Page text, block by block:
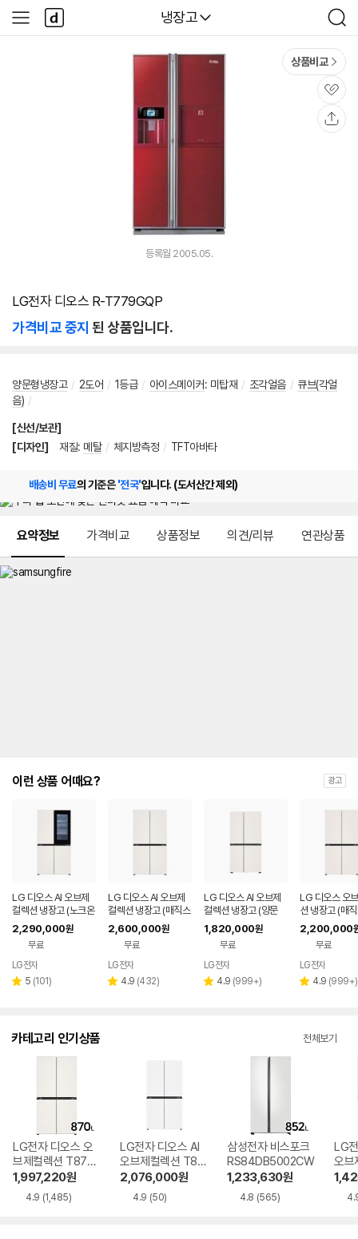
다나와
냉장고
검
색
사
이
다
나
와
상품비교
관
심
등록월 2005.05.
LG전자 디오스 R-T779GQP
가격비교 중지 된 상품입니다.
양문형냉장고 / 2도어 / 1등급 / 아이스메이커: 미탑재 / 조각얼음 / 큐브(각얼
음) /
[신선/보관]
[디자인]
재질: 메탈 / 체지방측정 / TFT아바타
배송비 무료의 기준은'전국'입니다. (도서산간 제외)
요약정보 가격비교 상품정보 의견/리뷰 연관상품
이런 상품 어때요? 광고
LG 디오스 AI 오브제
컬렉션 냉장고 (노크온
매직스페이스) T876
MEE412
2,290,000원
무료
LG전자
별 5 리
(101)
LG 디오스 AI 오브제
컬렉션 냉장고 (매직스
페이스) T876MEE1
H1
2,600,000원
무료
LG전자
별 4.9 리
(432)
LG 디오스 AI 오브제
컬렉션 냉장고 (양문
형, 매직스페이스) S8
34MEE111
1,820,000원
무료
LG전자
별 4.9 리
(999+)
LG 디오스 오
션 냉장고 (매
스)
2,200,000
무료
LG전자
별 4.9 리
(999+)
카테고리 인기상품 전체보기
LG전자 디오스 오
브제컬렉션 T873
MEE111
1,997,220원
4.9 (1,485)
LG전자 디오스 AI
오브제컬렉션 T87
6MQQ1H1
2,076,000원
4.9 (50)
삼성전자 비스포크
RS84DB5002CW
1,233,630원
4.8 (565)
LG
오브